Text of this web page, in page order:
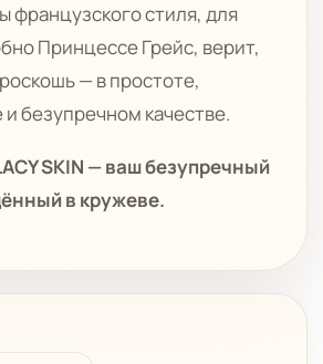
французского стиля, для
Принцессе Грейс, верит,
— в простоте,
безупречном качестве.
SKIN — ваш безупречный
в кружеве.